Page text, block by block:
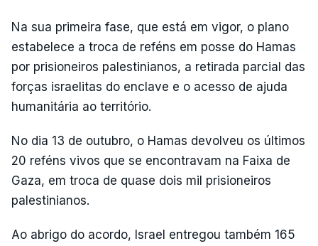
Na sua primeira fase, que está em vigor, o plano
estabelece a troca de reféns em posse do Hamas
por prisioneiros palestinianos, a retirada parcial das
forças israelitas do enclave e o acesso de ajuda
humanitária ao território.
No dia 13 de outubro, o Hamas devolveu os últimos
20 reféns vivos que se encontravam na Faixa de
Gaza, em troca de quase dois mil prisioneiros
palestinianos.
Ao abrigo do acordo, Israel entregou também 165